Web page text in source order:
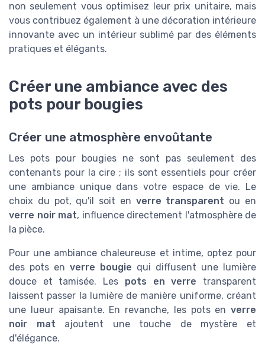
non seulement vous optimisez leur prix unitaire, mais
vous contribuez également à une décoration intérieure
innovante avec un intérieur sublimé par des éléments
pratiques et élégants.
Créer une ambiance avec des
pots pour bougies
Créer une atmosphère envoûtante
Les pots pour bougies ne sont pas seulement des
contenants pour la cire ; ils sont essentiels pour créer
une ambiance unique dans votre espace de vie. Le
choix du pot, qu'il soit en verre transparent ou en
verre noir mat, influence directement l'atmosphère de
la pièce.
Pour une ambiance chaleureuse et intime, optez pour
des pots en verre bougie qui diffusent une lumière
douce et tamisée. Les pots en verre transparent
laissent passer la lumière de manière uniforme, créant
une lueur apaisante. En revanche, les pots en verre
noir mat ajoutent une touche de mystère et
d'élégance.